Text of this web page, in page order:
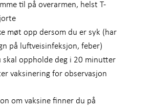
til på overarmen, helst T-
møt opp dersom du er syk (har
på luftveisinfeksjon, feber)
skal oppholde deg i 20 minutter
vaksinering for observasjon
om vaksine finner du på